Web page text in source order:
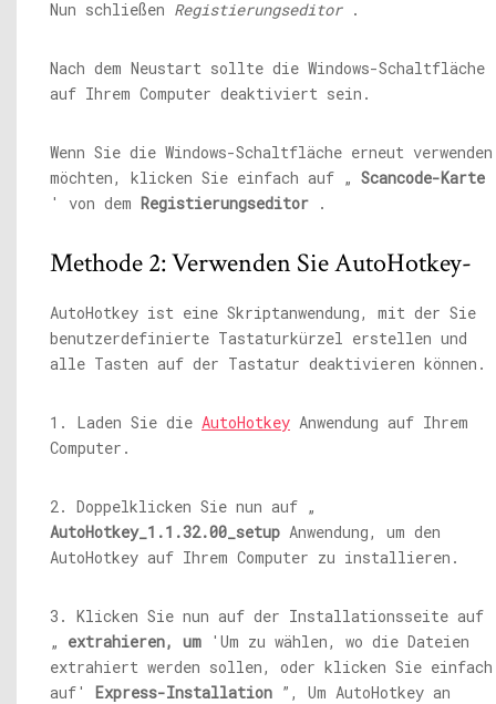
Nun schließen Registierungseditor.
Nach dem Neustart sollte die Windows-Schaltfläche
auf Ihrem Computer deaktiviert sein.
Wenn Sie die Windows-Schaltfläche erneut verwenden
möchten, klicken Sie einfach auf „ Scancode-Karte
' von dem Registierungseditor .
Methode 2: Verwenden Sie AutoHotkey-
AutoHotkey ist eine Skriptanwendung, mit der Sie
benutzerdefinierte Tastaturkürzel erstellen und
alle Tasten auf der Tastatur deaktivieren können.
1. Laden Sie die AutoHotkey Anwendung auf Ihrem
Computer.
2. Doppelklicken Sie nun auf „
AutoHotkey_1.1.32.00_setup Anwendung, um den
AutoHotkey auf Ihrem Computer zu installieren.
3. Klicken Sie nun auf der Installationsseite auf
„ extrahieren, um 'Um zu wählen, wo die Dateien
extrahiert werden sollen, oder klicken Sie einfach
auf' Express-Installation ”, Um AutoHotkey an